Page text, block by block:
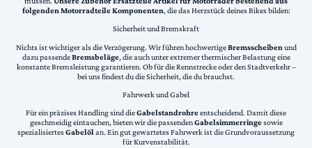
folgenden Motorradteile Komponenten, die das Herzstück deines Bikes bilden:
Sicherheit und Bremskraft
Nichts ist wichtiger als die Verzögerung. Wir führen hochwertigeBremsscheiben und
dazu passendeBremsbeläge, die auch unter extremer thermischer Belastung eine
konstante Bremsleistung garantieren. Ob für die Rennstrecke oder den Stadtverkehr –
bei uns findest du die Sicherheit, die du brauchst.
Fahrwerk und Gabel
Für ein präzises Handling sind dieGabelstandrohreentscheidend. Damit diese
geschmeidig eintauchen, bieten wir die passendenGabelsimmerringesowie
spezialisiertesGabelölan. Ein gut gewartetes Fahrwerk ist die Grundvoraussetzung
für Kurvenstabilität.